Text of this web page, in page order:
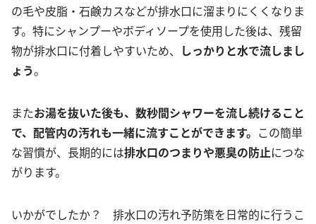
の毛や皮脂・石鹸カスなどが排水口に溜まりにくくなりま
す。特にシャンプーやボディソープを使用した後は、残留
物が排水口に付着しやすいため、 しっかりと水で流しまし
ょう。
またお湯を抜いた後も、数秒間シャワーを流し続けること
で、配管内の汚れも一緒に流すことができます。 この簡単
な習慣が、長期的には排水口のつまりや悪臭の防止につな
がります。
いかがでしたか？ 排水口の汚れ予防策を日常的に行うこ